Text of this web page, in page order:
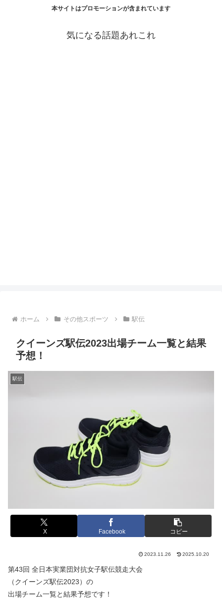
本サイトはプロモーションが含まれています
気になる話題あれこれ
ホーム その他スポーツ 駅伝
クイーンズ駅伝2023出場チーム一覧と結果
予想！
駅伝
X Facebook コピー
2023.11.26 2025.10.20
第43回 全日本実業団対抗女子駅伝競走大会
（クイーンズ駅伝2023）の
出場チーム一覧と結果予想です！